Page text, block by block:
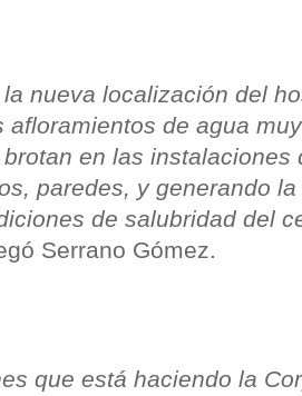
la nueva localización del
afloramientos de agua
en las instalaciones
paredes, y generando
de salubridad del
Serrano Gómez.
que está haciendo la